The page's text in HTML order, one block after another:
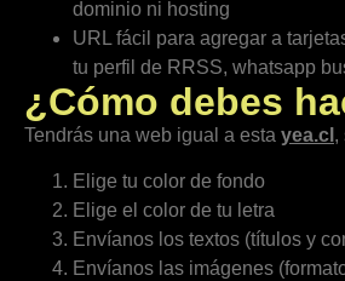
dominio ni hosting
URL fácil para agregar a
tu perfil de RRSS, whatsapp
¿Cómo debes
Tendrás una web igual a esta yea.cl ,
Elige tu color de fondo
Elige el color de tu letra
Envíanos los textos (títulos y
Envíanos las imágenes